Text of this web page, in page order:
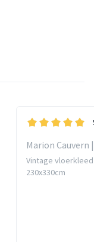
Marion Cauvern
Vintage vloerkleed
230x330cm